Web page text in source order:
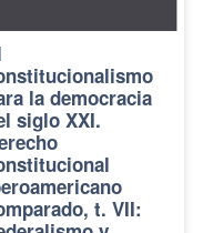
la democracia
siglo XXI.
t. VII: